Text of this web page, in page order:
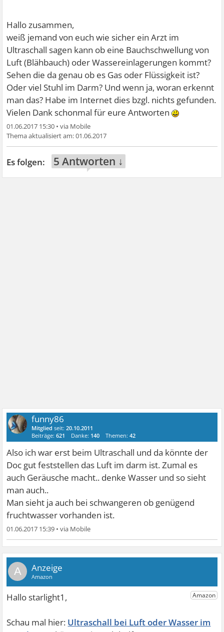
Hallo zusammen,
weiß jemand von euch wie sicher ein Arzt im
Ultraschall sagen kann ob eine Bauchschwellung von
Luft (Blähbauch) oder Wassereinlagerungen kommt?
Sehen die da genau ob es Gas oder Flüssigkeit ist?
Oder viel Stuhl im Darm? Und wenn ja, woran erkennt
man das? Habe im Internet dies bzgl. nichts gefunden.
Vielen Dank schonmal für eure Antworten
01.06.2017 15:30 •
01.06.2017
5 Antworten ↓
funny86
Mitglied seit:20.10.2011
Beiträge:621 Danke: 140 Themen:42
Also ich war erst beim Ultraschall und da könnte der
Doc gut feststellen das Luft im darm ist. Zumal es
auch Geräusche macht.. denke Wasser und so sieht
man auch..
Man sieht ja auch bei schwangeren ob genügend
fruchtwasser vorhanden ist.
01.06.2017 15:39 •
A
Ultraschall bei Luft oder Wasser im